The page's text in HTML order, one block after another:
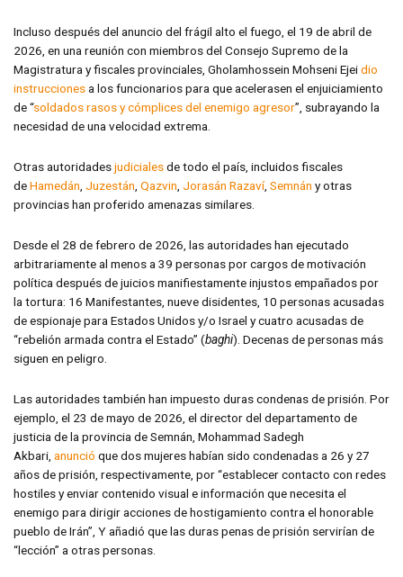
Incluso después del anuncio del frágil alto el fuego, el 19 de abril de
2026, en una reunión con miembros del Consejo Supremo de la
Magistratura y fiscales provinciales, Gholamhossein Mohseni Ejeidio
instruccionesa los funcionarios para que acelerasen el enjuiciamiento
de “soldados rasos y cómplices del enemigo agresor”, subrayando la
necesidad de una velocidad extrema.
Otras autoridadesjudicialesde todo el país, incluidos fiscales
deHamedán Juzestán Qazvin Jorasán Razaví, Semnán y otras
provincias han proferido amenazas similares.
Desde el 28 de febrero de 2026, las autoridades han ejecutado
arbitrariamente al menos a 39 personas por cargos de motivación
política después de juicios manifiestamente injustos empañados por
la tortura: 16 Manifestantes, nueve disidentes, 10 personas acusadas
de espionaje para Estados Unidos y/o Israel y cuatro acusadas de
“rebelión armada contra el Estado” (baghi). Decenas de personas más
siguen en peligro.
Las autoridades también han impuesto duras condenas de prisión. Por
ejemplo, el 23 de mayo de 2026, el director del departamento de
justicia de la provincia de Semnán, Mohammad Sadegh
Akbari, anunció que dos mujeres habían sido condenadas a 26 y 27
años de prisión, respectivamente, por “establecer contacto con redes
hostiles y enviar contenido visual e información que necesita el
enemigo para dirigir acciones de hostigamiento contra el honorable
pueblo de Irán”, Y añadió que las duras penas de prisión servirían de
“lección” a otras personas.